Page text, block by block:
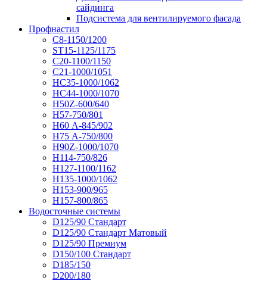
сайдинга
Подсистема для вентилируемого фасада
Профнастил
С8-1150/1200
ST15-1125/1175
С20-1100/1150
С21-1000/1051
НС35-1000/1062
НС44-1000/1070
Н50Z-600/640
Н57-750/801
Н60 А-845/902
Н75 А-750/800
Н90Z-1000/1070
Н114-750/826
Н127-1100/1162
Н135-1000/1062
Н153-900/965
Н157-800/865
Водосточные системы
D125/90 Стандарт
D125/90 Стандарт Матовый
D125/90 Премиум
D150/100 Стандарт
D185/150
D200/180